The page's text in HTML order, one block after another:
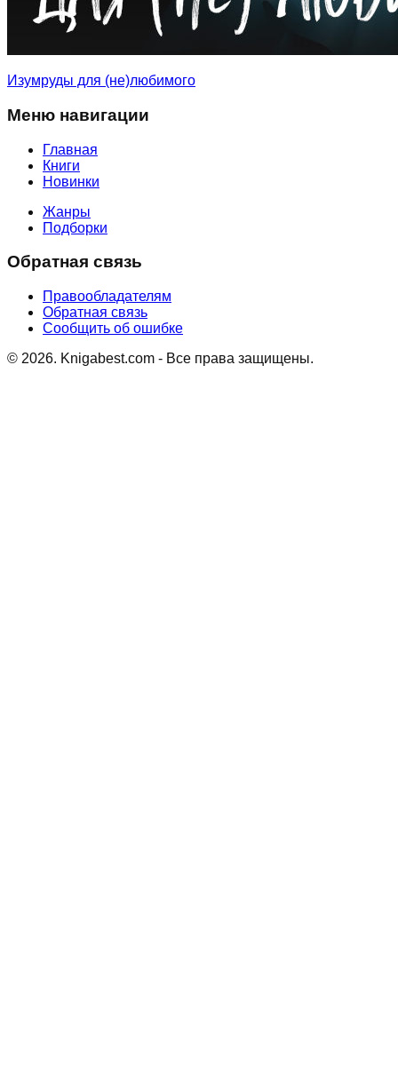
Изумруды для (не)любимого
Меню навигации
Главная
Книги
Новинки
Жанры
Подборки
Обратная связь
Правообладателям
Обратная связь
Сообщить об ошибке
© 2026. Knigabest.com - Все права защищены.